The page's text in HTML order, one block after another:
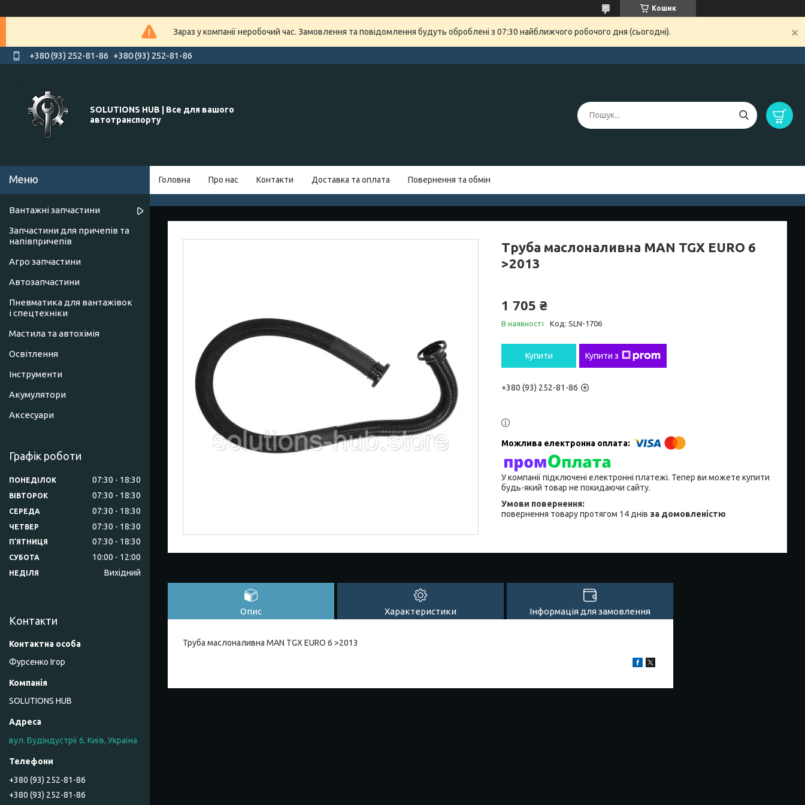
Кошик
Зараз у компанії неробочий час. Замовлення та повідомлення будуть оброблені з 07:30 найближчого робочого дня (сьогодні).
+380 (93) 252-81-86 +380 (93) 252-81-86
SOLUTIONS HUB | Все для вашого
автотранспорту
Головна Про нас Контакти Доставка та оплата Повернення та обмін
Труба маслоналивна MAN TGX EURO 6
>2013
1 705 ₴
В наявності Код: SLN-1706
Купити Купити з
+380 (93) 252-81-86
У компанії підключені електронні платежі. Тепер ви можете купити
будь-який товар не покидаючи сайту.
повернення товару протягом 14 днів за домовленістю
Опис Характеристики Інформація для замовлення
Труба маслоналивна MAN TGX EURO 6 >2013
Вантажні запчастини
Запчастини для причепів та
напівпричепів
Агро запчастини
Автозапчастини
Пневматика для вантажівок
і спецтехніки
Мастила та автохімія
Освітлення
Інструменти
Акумулятори
Аксесуари
Графік роботи
ПОНЕДІЛОК 07:30 18:30
ВІВТОРОК 07:30 18:30
СЕРЕДА 07:30 18:30
ЧЕТВЕР 07:30 18:30
ПʼЯТНИЦЯ 07:30 18:30
СУБОТА 10:00 12:00
НЕДІЛЯ Вихідний
Контакти
Фурсенко Ігор
SOLUTIONS HUB
вул. Будіндустрії 6, Київ, Україна
+380 (93) 252-81-86
+380 (93) 252-81-86